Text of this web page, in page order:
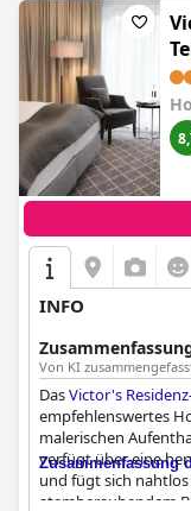
INFO
Von KI
DasVictor's
empfehlenswertes
malerischen
verfügt über eine
und fügt sich
atemberaubendem
Zusammenfassung